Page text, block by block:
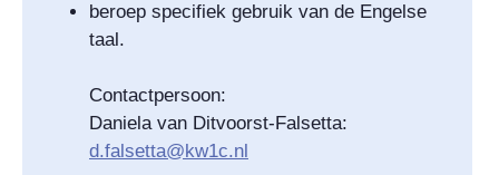
beroep specifiek gebruik van de Engelse
taal.
Contactpersoon:
Daniela van Ditvoorst-Falsetta:
d.falsetta@kw1c.nl